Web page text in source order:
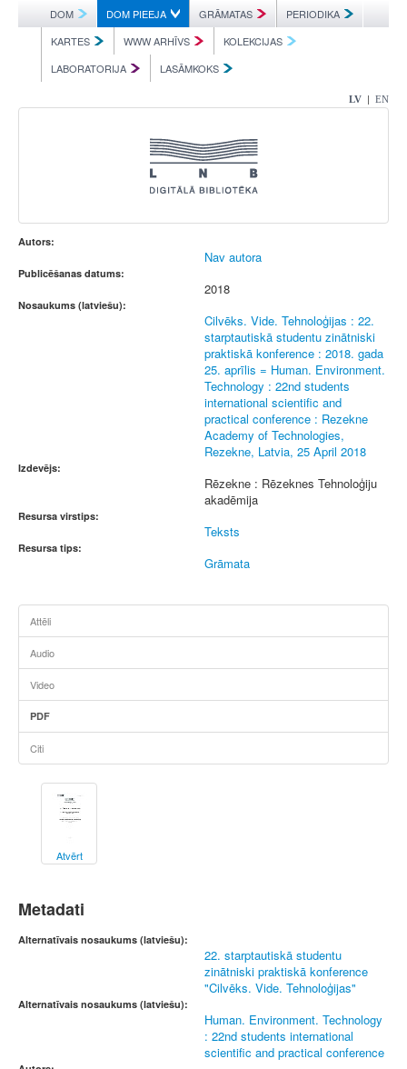
DOM DOM PIEEJA GRĀMATAS
PERIODIKA
KARTES
WWW ARHĪVS
KOLEKCIJAS
LABORATORIJA
LASĀMKOKS
LV | EN
Autors:
Nav autora
Publicēšanas datums:
2018
Nosaukums (latviešu):
Cilvēks. Vide. Tehnoloģijas : 22.
starptautiskā studentu zinātniski
praktiskā konference : 2018. gada
25. aprīlis = Human. Environment.
Technology : 22nd students
international scientific and
practical conference : Rezekne
Academy of Technologies,
Rezekne, Latvia, 25 April 2018
Izdevējs:
Rēzekne : Rēzeknes Tehnoloģiju
akadēmija
Resursa virstips:
Teksts
Resursa tips:
Grāmata
Attēli
Audio
Video
PDF
Citi
Atvērt
Metadati
Alternatīvais nosaukums (latviešu):
22. starptautiskā studentu
zinātniski praktiskā konference
"Cilvēks. Vide. Tehnoloģijas"
Alternatīvais nosaukums (latviešu):
Human. Environment. Technology
: 22nd students international
scientific and practical conference